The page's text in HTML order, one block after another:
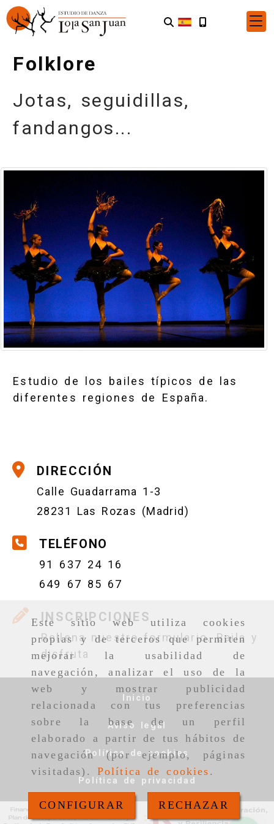
Este sitio web utiliza cookies
propias y de terceros que permiten
mejorar la usabilidad de
navegación, analizar el uso de la
web y mostrar publicidad
relacionada con tus preferencias
sobre la base de un perfil
elaborado a partir de tus hábitos de
navegación (por ejemplo, páginas
visitadas). Política de cookies .
CONFIGURAR RECHAZAR
Folklore
Jotas, seguidillas,
fandangos...
Estudio de los bailes típicos de las
diferentes regiones de España.
DIRECCIÓN
Calle Guadarrama 1-3
28231 Las Rozas (Madrid)
TELÉFONO
91 637 24 16
649 67 85 67
INSCRIPCIONES
Rellena nuestro formulario. Baila y
disfruta
Inicio
Aviso legal
Política de cookies
Política de privacidad